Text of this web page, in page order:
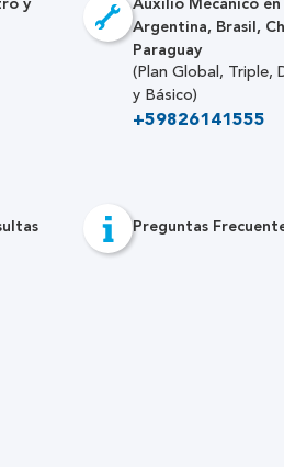
y
Auxilio Mecánico en
Argentina, Brasil,
Paraguay
(Plan Global, Triple,
y Básico)
+59826141555
Preguntas